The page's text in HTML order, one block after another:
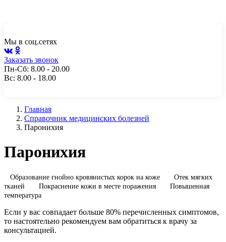
Мы в соц.сетях
Заказать звонок
Пн-Сб: 8.00 - 20.00
Вс: 8.00 - 18.00
Главная
Справочник медицинских болезней
Паронихия
Паронихия
Образование гнойно кровянистых корок на коже
Отек мягких
тканей
Покраснение кожи в месте поражения
Повышенная
температура
Если у вас совпадает больше 80% перечисленных симптомов,
то настоятельно рекомендуем вам обратиться к врачу за
консультацией.